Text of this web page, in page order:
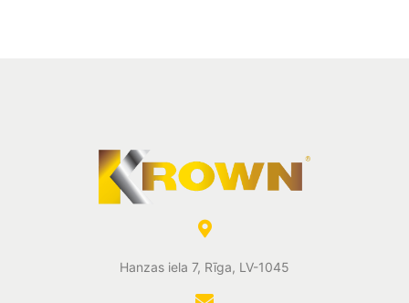
Hanzas iela 7, Rīga, LV-1045